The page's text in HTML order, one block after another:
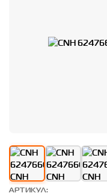
Особистий кабінет
АРТИКУЛ: